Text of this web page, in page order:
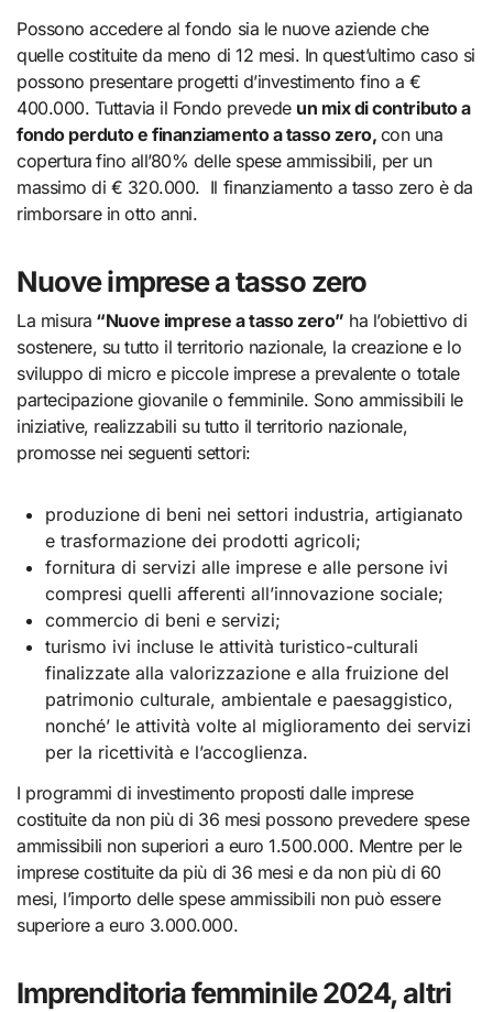
Possono accedere al fondo sia le nuove aziende che
quelle costituite da meno di 12 mesi. In quest’ultimo caso si
possono presentare progetti d’investimento fino a €
400.000. Tuttavia il Fondo prevede un mix di contributo a
fondo perduto e finanziamento a tasso zero, con una
copertura fino all’80% delle spese ammissibili, per un
massimo di € 320.000. Il finanziamento a tasso zero è da
rimborsare in otto anni.
Nuove imprese a tasso zero
La misura “Nuove imprese a tasso zero” ha l’obiettivo di
sostenere, su tutto il territorio nazionale, la creazione e lo
sviluppo di micro e piccole imprese a prevalente o totale
partecipazione giovanile o femminile. Sono ammissibili le
iniziative, realizzabili su tutto il territorio nazionale,
promosse nei seguenti settori:
produzione di beni nei settori industria, artigianato
e trasformazione dei prodotti agricoli;
fornitura di servizi alle imprese e alle persone ivi
compresi quelli afferenti all’innovazione sociale;
commercio di beni e servizi;
turismo ivi incluse le attività turistico-culturali
finalizzate alla valorizzazione e alla fruizione del
patrimonio culturale, ambientale e paesaggistico,
nonché’ le attività volte al miglioramento dei servizi
per la ricettività e l’accoglienza.
I programmi di investimento proposti dalle imprese
costituite da non più di 36 mesi possono prevedere spese
ammissibili non superiori a euro 1.500.000. Mentre per le
imprese costituite da più di 36 mesi e da non più di 60
mesi, l’importo delle spese ammissibili non può essere
superiore a euro 3.000.000.
Imprenditoria femminile 2024, altri